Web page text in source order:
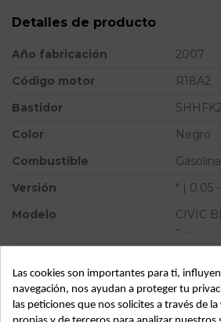
Detalles de producto
Año fabricación
2007
Código motor
R18A2
Bastidor
Color
Negro
Combustible
Gasolina
Versión
* | 0.05 -
Modelo
CIVIC
- ...
Almacén
49349
SubAlmacén
359
Las cookies son importantes para ti,
navegación, nos ayudan a proteger tu
las peticiones que nos solicites a través de